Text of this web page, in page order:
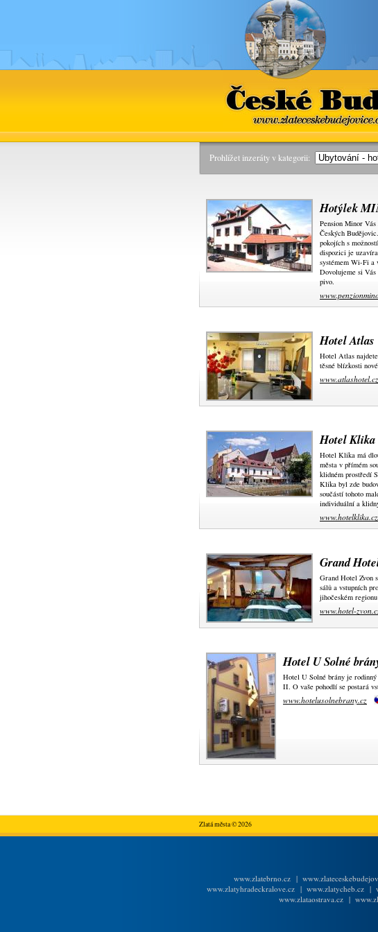
České
Prohlížet inzeráty v kategorii:
Hotýlek
Pension Minor
Českých
pokojích s
dispozici je
systémem Wi-Fi a
Dovolujeme si Vás
pivo.
Hotel Atlas
Hotel Atlas
těsné blízkosti
www.atlashotel.cz
Hotel Klika
Hotel Klika má
města v přímém
klidném prostředí
Klika byl zde
součástí tohoto
individuální a
Grand
Grand Hotel Zvon
sálů a vstupních
jihočeském regionu
www.hotel-
Hotel U Solné
Hotel U Solné brány je
II. O vaše pohodlí se postará
www.hotelusolnebrany.cz
Zlatá města © 2026
www.zlatebrno.cz |
www.zlatyhradeckralove.cz| www.zlatycheb.cz|
www.zlataostrava.cz|